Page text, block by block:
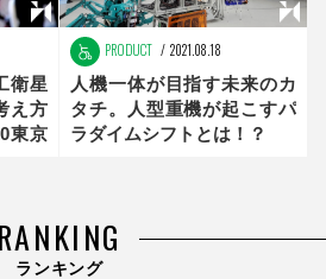
衛星
え方
東京
PRODUCT 2021.08.18
人機一体が目指す未来のカ
タチ。人型重機が起こすパ
ラダイムシフトとは！？
RANKING
ランキング